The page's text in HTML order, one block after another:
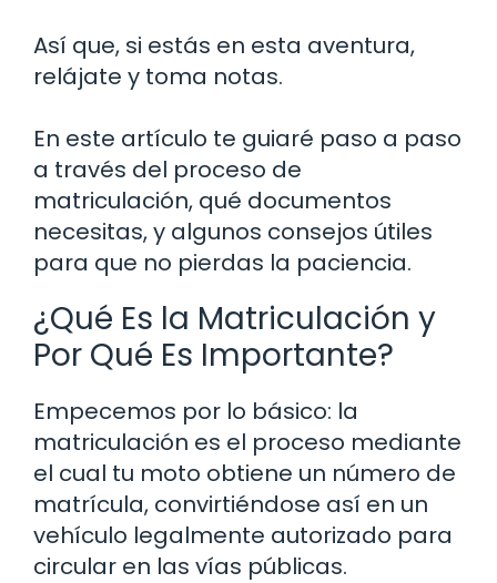
Así que, si estás en esta aventura,
relájate y toma notas.
En este artículo te guiaré paso a paso
a través del proceso de
matriculación, qué documentos
necesitas, y algunos consejos útiles
para que no pierdas la paciencia.
¿Qué Es la Matriculación y
Por Qué Es Importante?
Empecemos por lo básico: la
matriculación es el proceso mediante
el cual tu moto obtiene un número de
matrícula, convirtiéndose así en un
vehículo legalmente autorizado para
circular en las vías públicas.